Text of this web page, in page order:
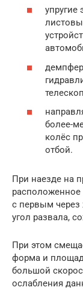
более-
колёс
отбой.
При наезде на
расположенное
с первым через
угол развала,
При этом
форма и
большой
ослабления